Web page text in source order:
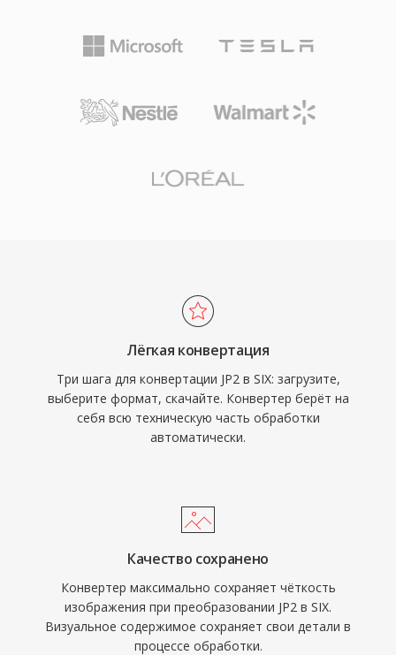
Лёгкая конвертация
Три шага для конвертации JP2 в SIX: загрузите,
выберите формат, скачайте. Конвертер берёт на
себя всю техническую часть обработки
автоматически.
Качество сохранено
Конвертер максимально сохраняет чёткость
изображения при преобразовании JP2 в SIX.
Визуальное содержимое сохраняет свои детали в
процессе обработки.